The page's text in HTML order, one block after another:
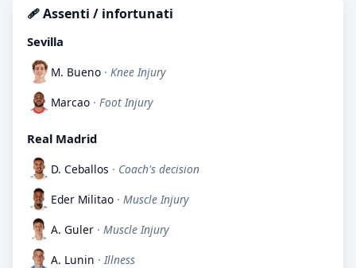
🩹 Assenti / infortunati
Sevilla
M. Bueno · Knee Injury
Marcao · Foot Injury
Real Madrid
D. Ceballos · Coach's decision
Eder Militao · Muscle Injury
A. Guler · Muscle Injury
A. Lunin · Illness